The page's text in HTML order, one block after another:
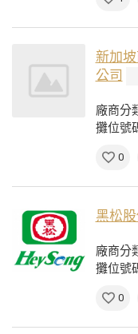
新加
公司
廠商分
攤位號
0
黑松
廠商分
攤位號
0